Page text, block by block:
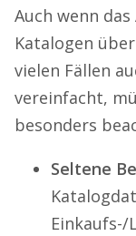
Auch wenn
Katalogen
vielen Fällen
vereinfacht,
besonders
Seltene